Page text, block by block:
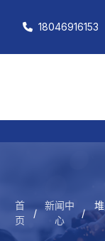
18046916153
首
页
/
新闻中
心
/